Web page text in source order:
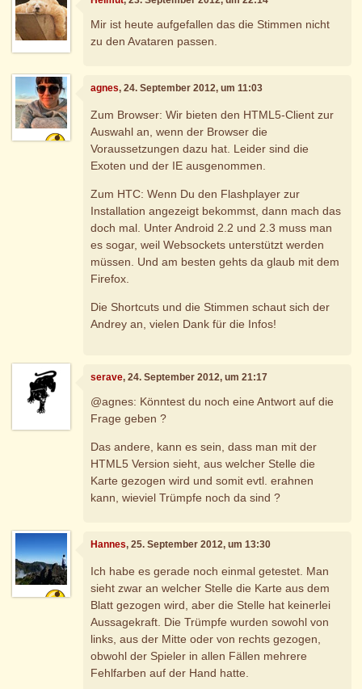
Mir ist heute aufgefallen das die Stimmen nicht
zu den Avataren passen.
agnes, 24. September 2012, um 11:03
Zum Browser: Wir bieten den HTML5-Client zur
Auswahl an, wenn der Browser die
Voraussetzungen dazu hat. Leider sind die
Exoten und der IE ausgenommen.
Zum HTC: Wenn Du den Flashplayer zur
Installation angezeigt bekommst, dann mach das
doch mal. Unter Android 2.2 und 2.3 muss man
es sogar, weil Websockets unterstützt werden
müssen. Und am besten gehts da glaub mit dem
Firefox.
Die Shortcuts und die Stimmen schaut sich der
Andrey an, vielen Dank für die Infos!
serave, 24. September 2012, um 21:17
@agnes: Könntest du noch eine Antwort auf die
Frage geben ?
Das andere, kann es sein, dass man mit der
HTML5 Version sieht, aus welcher Stelle die
Karte gezogen wird und somit evtl. erahnen
kann, wieviel Trümpfe noch da sind ?
Hannes, 25. September 2012, um 13:30
Ich habe es gerade noch einmal getestet. Man
sieht zwar an welcher Stelle die Karte aus dem
Blatt gezogen wird, aber die Stelle hat keinerlei
Aussagekraft. Die Trümpfe wurden sowohl von
links, aus der Mitte oder von rechts gezogen,
obwohl der Spieler in allen Fällen mehrere
Fehlfarben auf der Hand hatte.